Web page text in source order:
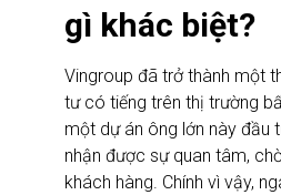
gì khác biệt?
Vingroup đã trở thành một
tư có tiếng trên thị trường
một dự án ông lớn này đầu
nhận được sự quan tâm,
khách hàng. Chính vì vậy,